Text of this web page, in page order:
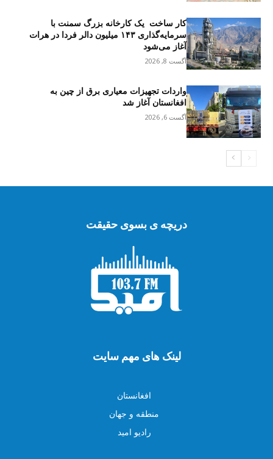
کار ساخت یک کارخانه بزرگ سمنت با
سرمایه‌گذاری ۱۴۳ میلیون دالر فردا در هرات
آغاز می‌شود
آگست 8, 2026
واردات تجهیزات معیاری برق از چین به
افغانستان آغاز شد
آگست 6, 2026
دریچه ی بسوی حقیقت
لینک های مهم سایت
افغانستان
منطقه و جهان
رادیو امید